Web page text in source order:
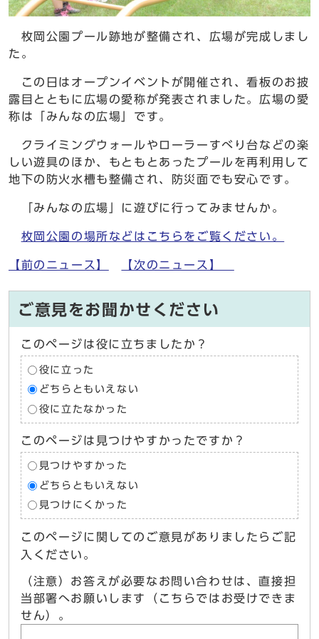
枚岡公園プール跡地が整備され、広場が完成しまし
た。
この日はオープンイベントが開催され、看板のお披
露目とともに広場の愛称が発表されました。広場の愛
称は「みんなの広場」です。
クライミングウォールやローラーすべり台などの楽
しい遊具のほか、もともとあったプールを再利用して
地下の防火水槽も整備され、防災面でも安心です。
「みんなの広場」に遊びに行ってみませんか。
枚岡公園の場所などはこちらをご覧ください。
【前のニュース】 【次のニュース】
ご意見をお聞かせください
このページは役に立ちましたか？
役に立った
どちらともいえない
役に立たなかった
このページは見つけやすかったですか？
見つけやすかった
どちらともいえない
見つけにくかった
このページに関してのご意見がありましたらご記
入ください。
（注意）お答えが必要なお問い合わせは、直接担
当部署へお願いします（こちらではお受けできま
せん）。